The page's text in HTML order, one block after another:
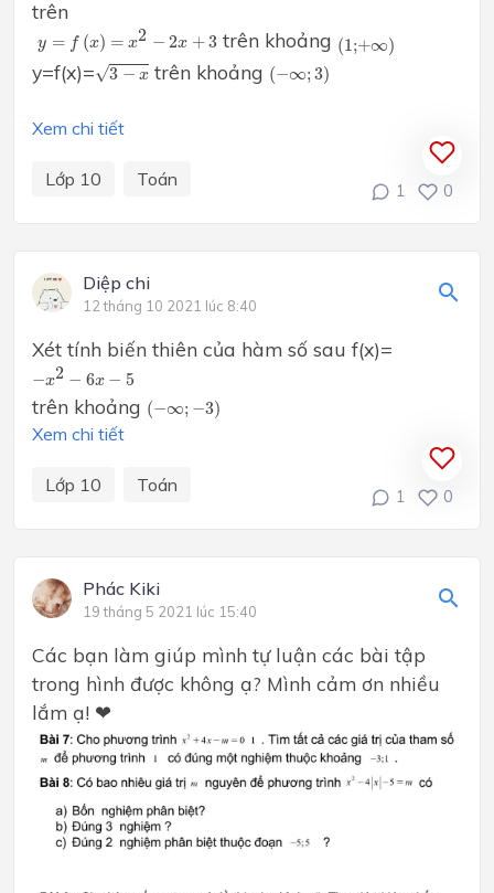
trên
y = f (x) = x2 − 2x +3
2x trên khoảng (1;+∞)
(1 +
y=f(x)=√3 − x
−x trên khoảng (−∞; 3)
( )
Xem chi tiết
Lớp 10 Toán
1 0
Diệp chi
12 tháng 10 2021 lúc 8:40
Xét tính biến thiên của hàm số sau f(x)=
−x2 − 6x − 5
2
trên khoảng (−∞; −3)
(
Xem chi tiết
Lớp 10 Toán
1 0
Phác Kiki
19 tháng 5 2021 lúc 15:40
Các bạn làm giúp mình tự luận các bài tập
trong hình được không ạ? Mình cảm ơn nhiều
lắm ạ! ❤